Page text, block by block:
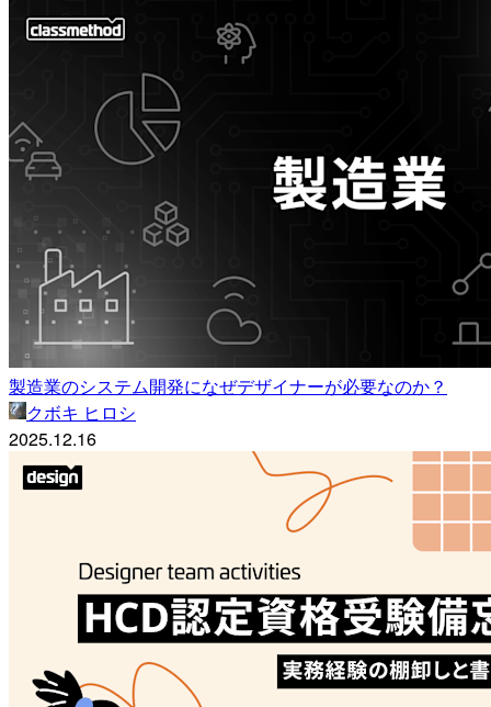
製造業のシステム開発になぜデザイナーが必要なのか？
クボキ ヒロシ
2025.12.16